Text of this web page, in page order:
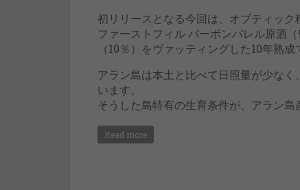
初リリースとなる今回は、オプティック
ファーストフィル バーボンバレル原酒
（10％）をヴァッティングした10年熟
アラン島は本土と比べて日照量が少な
います。
そうした島特有の生育条件が、アラン島
Read more